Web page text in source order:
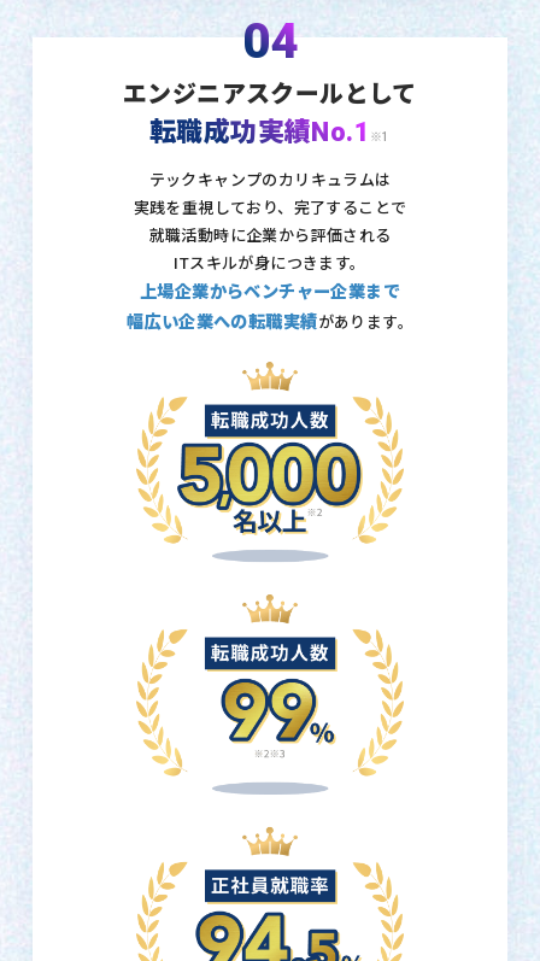
04
エンジニアスクールとして
転職成功実績No.1 ※1
テックキャンプのカリキュラムは
実践を重視しており、 完了することで
就職活動時に企業から評価される
ITスキルが身につきます。
上場企業からベンチャー企業まで
幅広い企業への転職実績があります。